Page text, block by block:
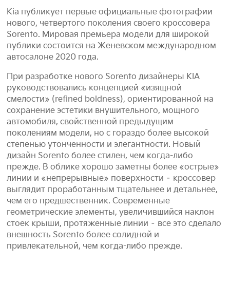
Kia публикует первые официальные фотографии
нового, четвертого поколения своего кроссовера
Sorento. Мировая премьера модели для широкой
публики состоится на Женевском международном
автосалоне 2020 года.
При разработке нового Sorento дизайнеры KIA
руководствовались концепцией «изящной
смелости» (refined boldness), ориентированной на
сохранение эстетики внушительного, мощного
автомобиля, свойственной предыдущим
поколениям модели, но с гораздо более высокой
степенью утонченности и элегантности. Новый
дизайн Sorento более стилен, чем когда-либо
прежде. В облике хорошо заметны более «острые»
линии и «непрерывные» поверхности – кроссовер
выглядит проработанным тщательнее и детальнее,
чем его предшественник. Современные
геометрические элементы, увеличившийся наклон
стоек крыши, протяженные линии – все это сделало
внешность Sorento более солидной и
привлекательной, чем когда-либо прежде.